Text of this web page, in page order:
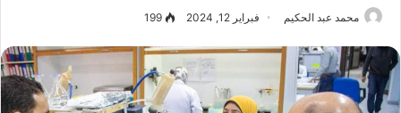
محمد عبد الحكيم فبراير 12, 2024 199